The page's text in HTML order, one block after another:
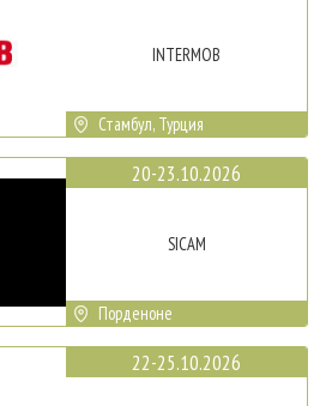
INTERMOB
Стамбул, Турция
20-23.10.2026
SICAM
Порденоне
22-25.10.2026